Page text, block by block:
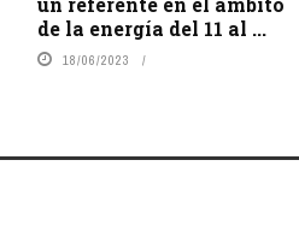
de la energía del 11 al ...
18/06/2023